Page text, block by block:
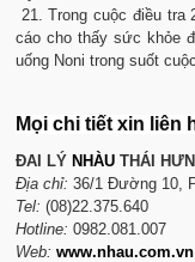
21. Trong cuộc điều
cáo cho thấy sức khỏe
uống Noni trong suốt
Mọi chi tiết xin liên
ĐAI LÝ NHÀU THÁI
Địa chỉ: 36/1 Đường 10,
Tel:
Hotline:
Web: www.nhau.com.vn